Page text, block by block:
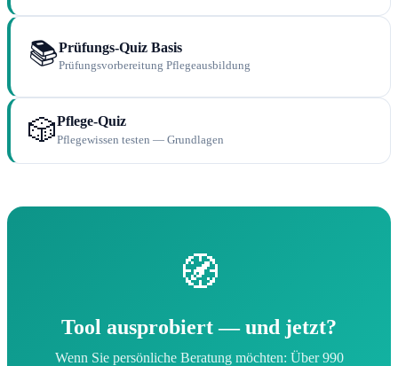
📚Prüfungs-Quiz Basis
Prüfungsvorbereitung Pflegeausbildung
🎲Pflege-Quiz
Pflegewissen testen — Grundlagen
🧭
Tool ausprobiert — und jetzt?
Wenn Sie persönliche Beratung möchten: Über 990